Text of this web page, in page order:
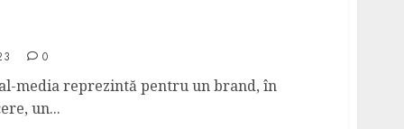
0
media reprezintă pentru un brand, în
un...